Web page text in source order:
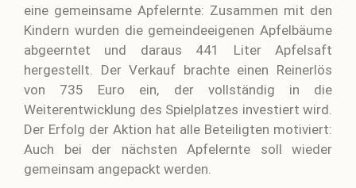
eine gemeinsame Apfelernte: Zusammen mit den
Kindern wurden die gemeindeeigenen Apfelbäume
abgeerntet und daraus 441 Liter Apfelsaft
hergestellt. Der Verkauf brachte einen Reinerlös
von 735 Euro ein, der vollständig in die
Weiterentwicklung des Spielplatzes investiert wird.
Der Erfolg der Aktion hat alle Beteiligten motiviert:
Auch bei der nächsten Apfelernte soll wieder
gemeinsam angepackt werden.